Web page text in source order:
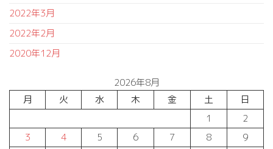
2022年3月
2022年2月
2020年12月
2026年8月
月
火 水 木 金 土
日
1
2
3
4 5 6 7 8
9